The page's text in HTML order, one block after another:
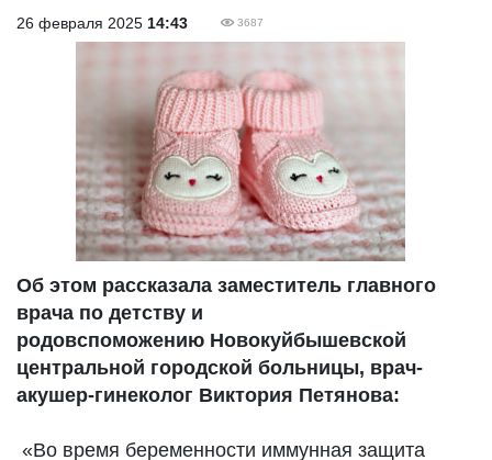
26 февраля 2025 14:43 3687
Об этом рассказала заместитель главного
врача по детству и
родовспоможению Новокуйбышевской
центральной городской больницы, врач-
акушер-гинеколог Виктория Петянова:
«Во время беременности иммунная защита